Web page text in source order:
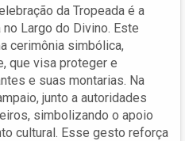
da Tropeada é a
Largo do Divino. Este
cerimônia simbólica,
que visa proteger e
e suas montarias. Na
junto a autoridades
simbolizando o apoio
cultural. Esse gesto reforça